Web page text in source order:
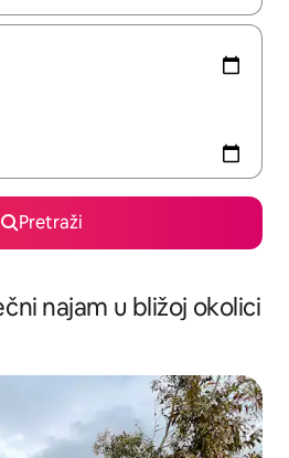
Pretraži
najam u bližoj okolici
s oznakom „Odabrali gosti”